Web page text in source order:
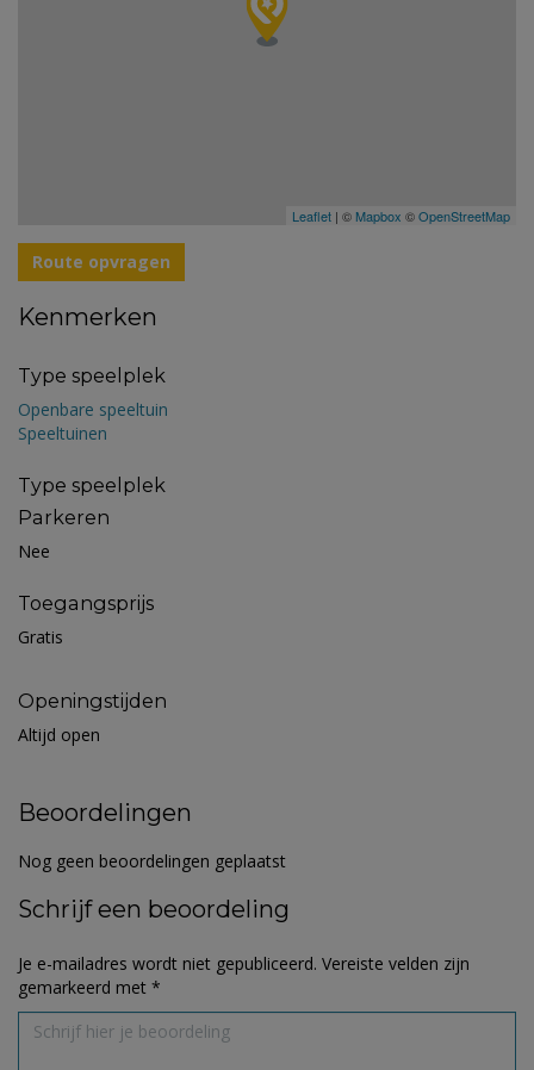
Leaflet | © Mapbox ©OpenStreetMap
Route opvragen
Kenmerken
Type speelplek
Openbare speeltuin
Speeltuinen
Type speelplek
Parkeren
Nee
Toegangsprijs
Gratis
Openingstijden
Altijd open
Beoordelingen
Nog geen beoordelingen geplaatst
Schrijf een beoordeling
Je e-mailadres wordt niet gepubliceerd. Vereiste velden zijn
gemarkeerd met *